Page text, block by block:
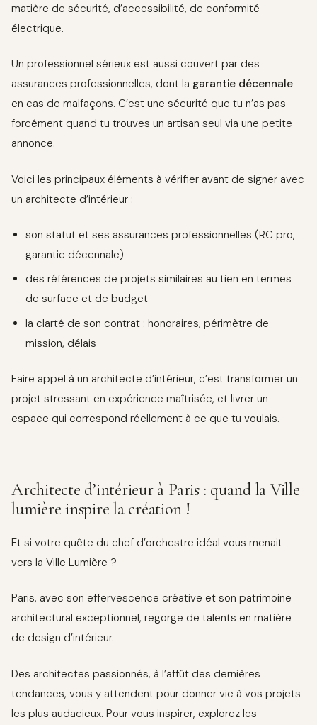
matière de sécurité, d’accessibilité, de conformité
électrique.
Un professionnel sérieux est aussi couvert par des
assurances professionnelles, dont la garantie décennale
en cas de malfaçons. C’est une sécurité que tu n’as pas
forcément quand tu trouves un artisan seul via une petite
annonce.
Voici les principaux éléments à vérifier avant de signer avec
un architecte d’intérieur :
son statut et ses assurances professionnelles (RC pro,
garantie décennale)
des références de projets similaires au tien en termes
de surface et de budget
la clarté de son contrat : honoraires, périmètre de
mission, délais
Faire appel à un architecte d’intérieur, c’est transformer un
projet stressant en expérience maîtrisée, et livrer un
espace qui correspond réellement à ce que tu voulais.
Architecte d’intérieur à Paris : quand la Ville
lumière inspire la création !
Et si votre quête du chef d’orchestre idéal vous menait
vers la Ville Lumière ?
Paris, avec son effervescence créative et son patrimoine
architectural exceptionnel, regorge de talents en matière
de design d’intérieur.
Des architectes passionnés, à l’affût des dernières
tendances, vous y attendent pour donner vie à vos projets
les plus audacieux. Pour vous inspirer, explorez les